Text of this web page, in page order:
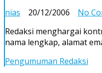
nias 20/12/2006 No
Redaksi menghargai
nama lengkap, alamat
Pengumuman Redaksi